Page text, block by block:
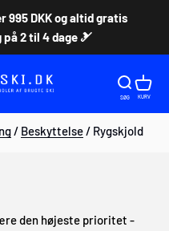
995 DKK og altid gratis
2 til 4 dage 🎿
Åbn
SØG
Åbn
KURV
/ Beskyttelse/ Rygskjold
den højeste prioritet -